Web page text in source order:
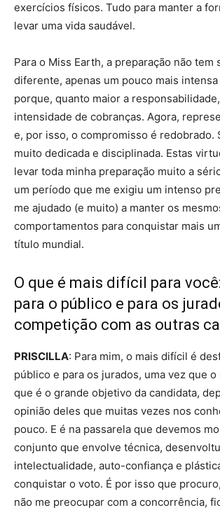
exercícios físicos. Tudo para manter a
levar uma vida saudável.
Para o Miss Earth, a preparação não tem
diferente, apenas um pouco mais intensa
porque, quanto maior a
intensidade de cobranças. Agora,
e, por isso, o compromisso é redobrado.
muito dedicada e disciplinada. Estas
levar toda minha preparação muito a
um período que me exigiu um intenso
me ajudado (e muito) a manter os
comportamentos para conquistar mais
título mundial.
O que é mais difícil para
para o público e para os
competição com as outras
PRISCILLA: Para mim, o mais difícil é
público e para os jurados, uma vez que
que é o grande objetivo da candidata,
opinião deles que muitas vezes nos
pouco. E é na passarela que devemos
conjunto que envolve técnica,
intelectualidade, auto-confiança e
conquistar o voto. É por isso que
não me preocupar com a concorrência,